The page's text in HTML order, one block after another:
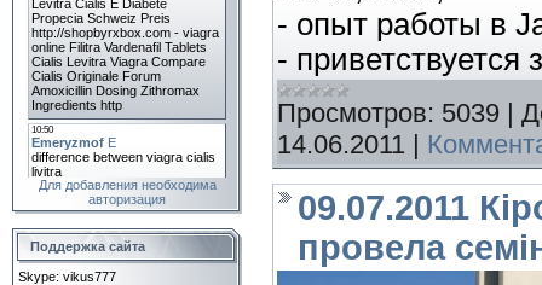
Для добавления необходима
авторизация
Поддержка сайта
Skype: vikus777
- опыт работы в
- приветствуется
Просмотров: 5039 |
14.06.2011 |
09.07.2011
провела